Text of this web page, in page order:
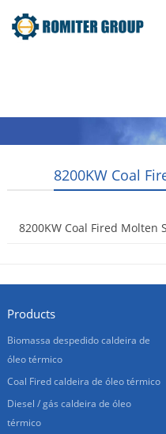
8200KW Coal
8200KW Coal Fired Molten
Products
Biomassa despedido caldeira de
óleo térmico
Coal Fired caldeira de óleo térmico
Diesel / gás caldeira de óleo
térmico